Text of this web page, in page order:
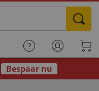
Bespaar nu